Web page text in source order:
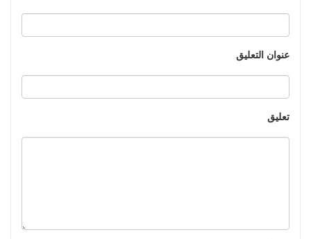
عنوان التعليق
تعليق